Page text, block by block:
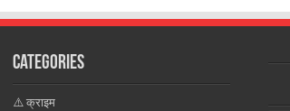
Categories
⚠️ क्राइम